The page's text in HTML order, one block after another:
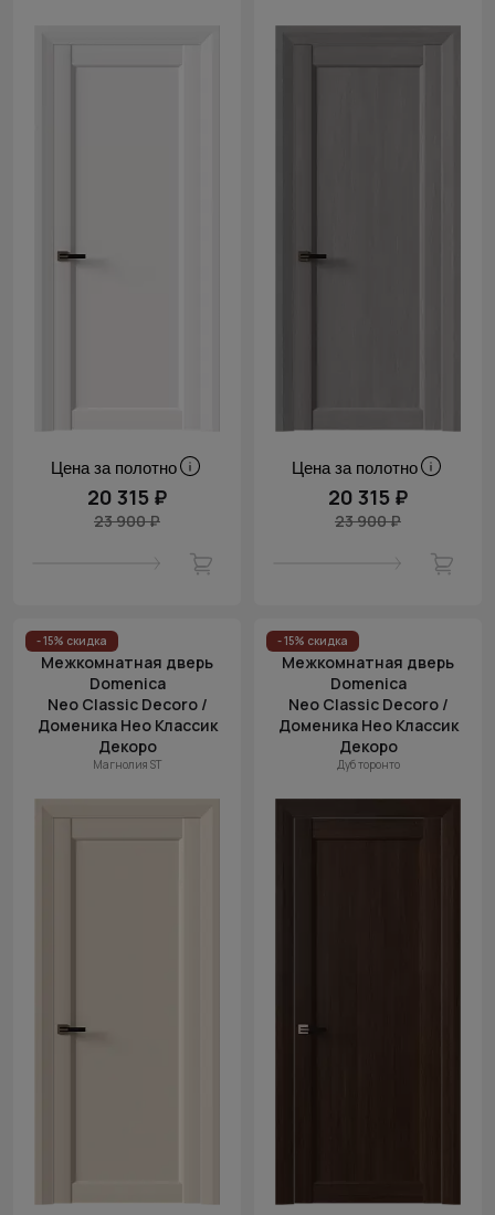
Цена за полотно
20 315 ₽
23 900 ₽
Цена за полотно
20 315 ₽
23 900 ₽
- 15% скидка
Межкомнатная дверь
Domenica
Neo Classic Decoro /
Доменика Нео Классик
Декоро
Магнолия ST
- 15% скидка
Межкомнатная дверь
Domenica
Neo Classic Decoro /
Доменика Нео Классик
Декоро
Дуб торонто